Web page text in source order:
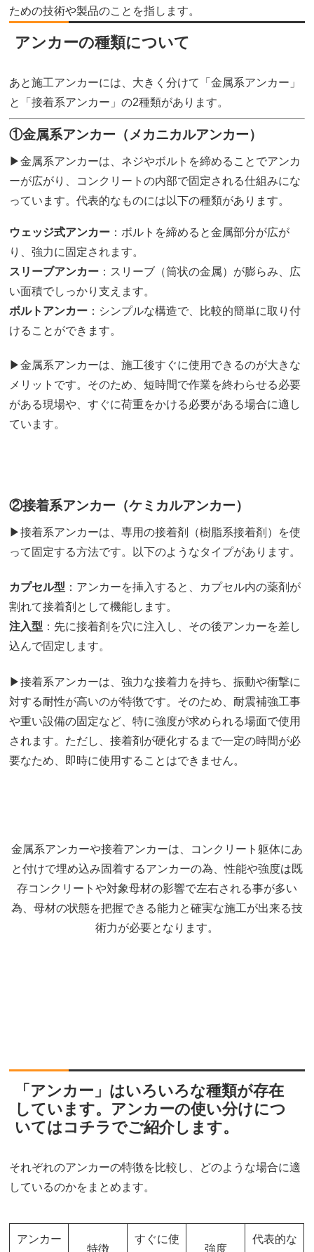
ための技術や製品のことを指します。
アンカーの種類について
あと施工アンカーには、大きく分けて「金属系アンカー」
と「接着系アンカー」の2種類があります。
①金属系アンカー（メカニカルアンカー）
▶金属系アンカーは、ネジやボルトを締めることでアンカ
ーが広がり、コンクリートの内部で固定される仕組みにな
っています。代表的なものには以下の種類があります。
ウェッジ式アンカー ：ボルトを締めると金属部分が広が
り、強力に固定されます。
スリーブアンカー ：スリーブ（筒状の金属）が膨らみ、広
い面積でしっかり支えます。
ボルトアンカー ：シンプルな構造で、比較的簡単に取り付
けることができます。
▶金属系アンカーは、施工後すぐに使用できるのが大きな
メリットです。そのため、短時間で作業を終わらせる必要
がある現場や、すぐに荷重をかける必要がある場合に適し
ています。
②接着系アンカー（ケミカルアンカー）
▶接着系アンカーは、専用の接着剤（樹脂系接着剤）を使
って固定する方法です。以下のようなタイプがあります。
カプセル型 ：アンカーを挿入すると、カプセル内の薬剤が
割れて接着剤として機能します。
注入型 ：先に接着剤を穴に注入し、その後アンカーを差し
込んで固定します。
▶接着系アンカーは、強力な接着力を持ち、振動や衝撃に
対する耐性が高いのが特徴です。そのため、耐震補強工事
や重い設備の固定など、特に強度が求められる場面で使用
されます。ただし、接着剤が硬化するまで一定の時間が必
要なため、即時に使用することはできません。
金属系アンカーや接着アンカーは、コンクリート躯体にあ
と付けで埋め込み固着するアンカーの為、性能や強度は既
存コンクリートや対象母材の影響で左右される事が多い
為、母材の状態を把握できる能力と確実な施工が出来る技
術力が必要となります。
「アンカー」はいろいろな種類が存在
しています。アンカーの使い分けにつ
いてはコチラでご紹介します。
それぞれのアンカーの特徴を比較し、どのような場合に適
しているのかをまとめます。
アンカー
特徴
すぐに使
強度
代表的な